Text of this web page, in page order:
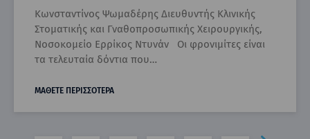
Κωνσταντίνος Ψωμαδέρης Διευθυντής Κλινικής
Στοματικής και Γναθοπροσωπικής Χειρουργικής,
Νοσοκομείο Ερρίκος Ντυνάν Οι φρονιμίτες είναι
τα τελευταία δόντια που…
ΜΑΘΕΤΕ ΠΕΡΙΣΣΟΤΕΡΑ